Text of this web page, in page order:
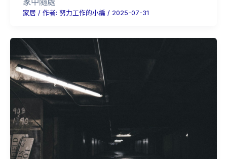
家居 / 作者: 努力工作的小編 / 2025-07-31